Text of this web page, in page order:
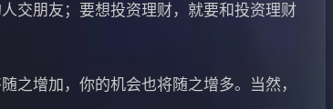
朋友；要想投资理财，就要和投资理财
增加，你的机会也将随之增多。当然，